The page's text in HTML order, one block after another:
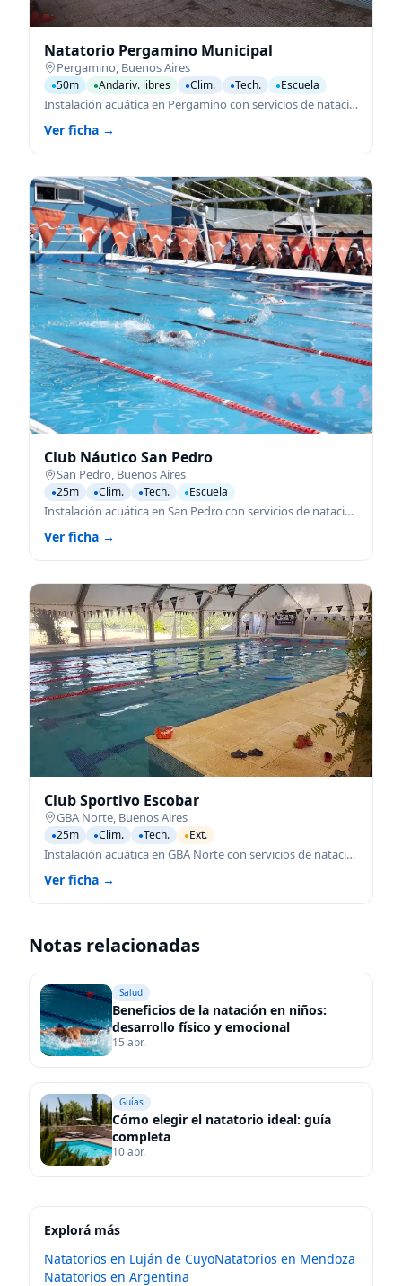
Natatorio Pergamino Municipal
Pergamino Buenos Aires
●50m ●Andariv. libres ●Clim. ●Tech. ●Escuela
Instalación acuática en Pergamino con servicios de natación para todas las edades.
Ver ficha →
Club Náutico San Pedro
San Pedro, Buenos Aires
●25m ●Clim. ●Tech. ●Escuela
Instalación acuática en San Pedro con servicios de natación para todas las edades.
Ver ficha →
Club Sportivo Escobar
GBA Norte Buenos Aires
●25m ●Clim. ●Tech. ●Ext.
Instalación acuática en GBA Norte con servicios de natación para todas las edades.
Ver ficha →
Notas relacionadas
Salud
Beneficios de la natación en niños:
desarrollo físico y emocional
15 abr.
Guías
Cómo elegir el natatorio ideal: guía
completa
10 abr.
Explorá más
Natatorios en Luján de CuyoNatatorios en Mendoza
Natatorios en Argentina